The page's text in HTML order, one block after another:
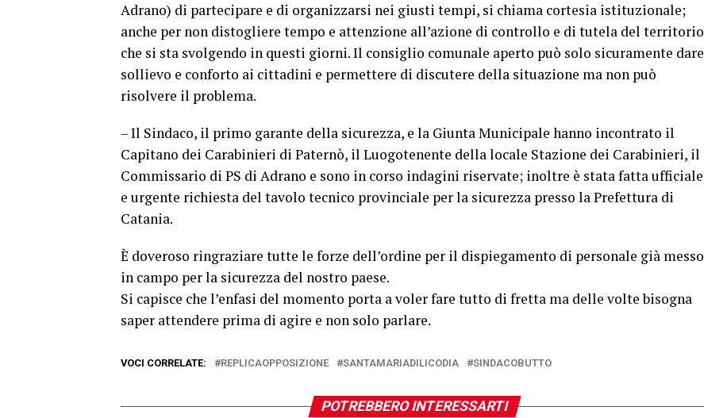
Adrano) di partecipare e di organizzarsi nei giusti tempi, si chiama cortesia istituzionale;
anche per non distogliere tempo e attenzione all’azione di controllo e di tutela del territorio
che si sta svolgendo in questi giorni. Il consiglio comunale aperto può solo sicuramente dare
sollievo e conforto ai cittadini e permettere di discutere della situazione ma non può
risolvere il problema.
– Il Sindaco, il primo garante della sicurezza, e la Giunta Municipale hanno incontrato il
Capitano dei Carabinieri di Paternò, il Luogotenente della locale Stazione dei Carabinieri, il
Commissario di PS di Adrano e sono in corso indagini riservate; inoltre è stata fatta ufficiale
e urgente richiesta del tavolo tecnico provinciale per la sicurezza presso la Prefettura di
Catania.
È doveroso ringraziare tutte le forze dell’ordine per il dispiegamento di personale già messo
in campo per la sicurezza del nostro paese.
Si capisce che l’enfasi del momento porta a voler fare tutto di fretta ma delle volte bisogna
saper attendere prima di agire e non solo parlare.
VOCI CORRELATE: REPLICAOPPOSIZIONE SANTAMARIADILICODIA SINDACOBUTTO
POTREBBERO INTERESSARTI